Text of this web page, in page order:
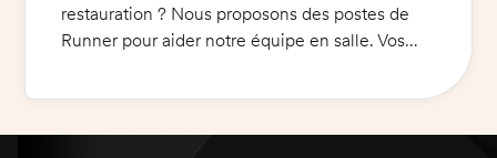
restauration ? Nous proposons des postes de
Runner pour aider notre équipe en salle. Vos
débarrassage, le service et l'aide à la plonge si